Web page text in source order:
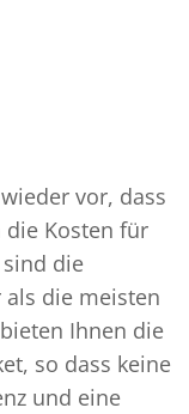
vor, dass
Kosten für
die
die meisten
Ihnen die
so dass keine
und eine